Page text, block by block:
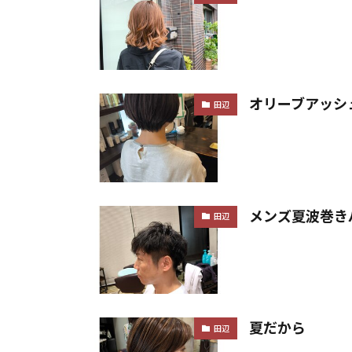
田辺 オリーブアッシ
田辺 メンズ夏波巻き
田辺 夏だから